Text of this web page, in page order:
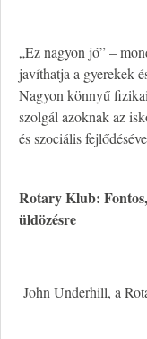
„Ez nagyon jó” –
javíthatja a gyerekek
Nagyon könnyű
szolgál azoknak az
és szociális
Rotary Klub:
üldözésre
John Underhill, a